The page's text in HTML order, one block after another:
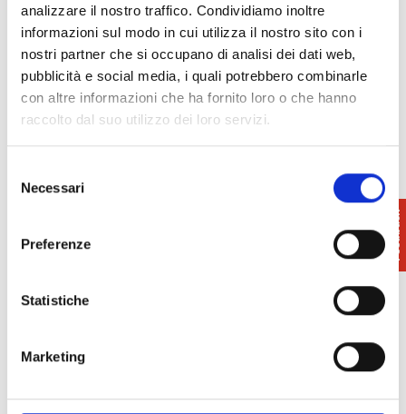
analizzare il nostro traffico. Condividiamo inoltre
informazioni sul modo in cui utilizza il nostro sito con i
nostri partner che si occupano di analisi dei dati web,
pubblicità e social media, i quali potrebbero combinarle
con altre informazioni che ha fornito loro o che hanno
raccolto dal suo utilizzo dei loro servizi.
delNecessari
Preferenze
Statistiche
Marketing
Dettagli
Prodotti agroalimentari- Pasta
Contatti